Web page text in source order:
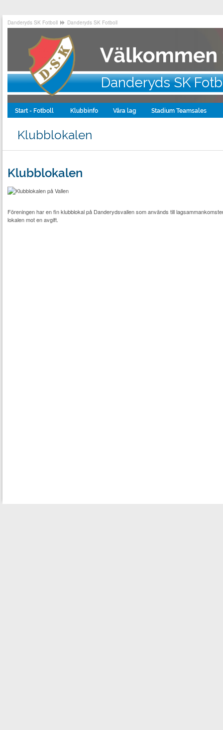
Danderyds SK Fotboll Danderyds SK Fotboll
Danderyds SK
Start - Fotboll Klubbinfo Våra lag Stadium Teamsales
Klubblokalen
Klubblokalen
Föreningen har en fin klubblokal på Danderydsvallen som används till
lokalen mot en avgift.